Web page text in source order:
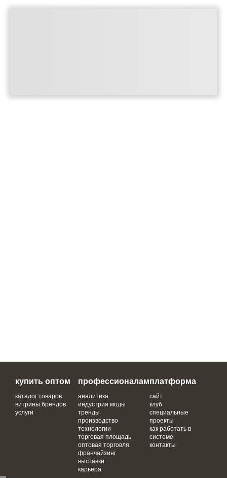
купить оптом
каталог товаров
витрины брендов
услуги
профессионалам
аналитика
индустрия моды
тренды
производство
технологии
торговая площадь
оптовая торговля
франчайзинг
выставки
карьера
платформа
сайт
клуб
специальные
проекты
как работать в
системе
контакты